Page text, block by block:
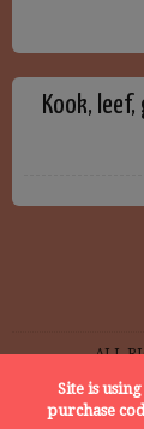
Kook,
ALL
Site is
purchase